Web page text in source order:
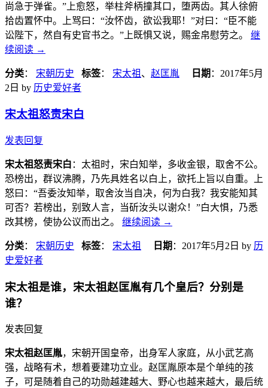
尚急于弹雀。”上愈怒，举柱斧柄撞其口，堕两齿。其人徐俯
拾齿置怀中。上骂曰：“汝怀齿，欲讼我耶！”对曰：“臣不能
讼陛下，然自有史官书之。”上既惧又说，赐金帛慰劳之。 继
续阅读 →
分类： 宋朝历史 标签： 宋太祖 、 赵匡胤 日期 ： 2017年5月
2日 by 历史爱好者
宋太祖怒责宋白
发表回复
宋太祖怒责宋白 ：太祖时，宋白知举，多收金银，取舍不公。
恐榜出，群议沸腾，乃先具姓名以白上，欲托上旨以自重。上
怒曰：“吾委汝知举，取舍汝当自决，何为白我？我安能知其
可否？若榜出，别致人言，当斫汝头以谢众！”白大惧，乃悉
改其榜，使协公议而出之。 继续阅读 →
分类： 宋朝历史 标签： 宋太祖 日期 ： 2017年5月2日 by 历
史爱好者
宋太祖是谁，宋太祖赵匡胤有几个皇后？分别是
谁？
发表回复
宋太祖赵匡胤，宋朝开国皇帝，出身军人家庭，从小武艺高
强，战略有术，想着要建功立业。赵匡胤原本是个单纯的孩
子，可是随着自己的功勋越建越大、野心也越来越大，最后统